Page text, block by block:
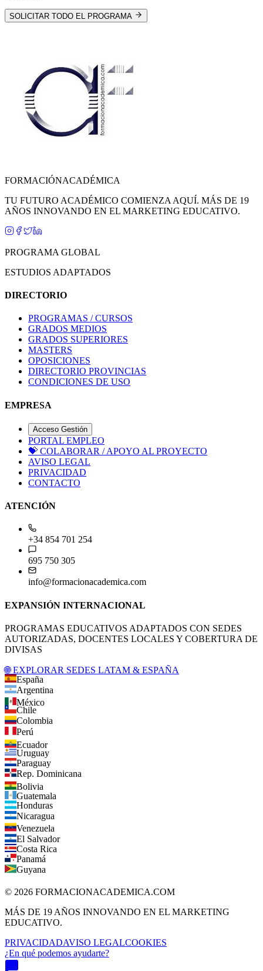
SOLICITAR TODO EL PROGRAMA
FORMACIÓNACADÉMICA
TU FUTURO ACADÉMICO COMIENZA AQUÍ. MÁS DE 19
AÑOS INNOVANDO EN EL MARKETING EDUCATIVO.
PROGRAMA GLOBAL
ESTUDIOS ADAPTADOS
DIRECTORIO
PROGRAMAS / CURSOS
GRADOS MEDIOS
GRADOS SUPERIORES
MASTERS
OPOSICIONES
DIRECTORIO PROVINCIAS
CONDICIONES DE USO
EMPRESA
Acceso Gestión
PORTAL EMPLEO
💝 COLABORAR / APOYO AL PROYECTO
AVISO LEGAL
PRIVACIDAD
CONTACTO
ATENCIÓN
+34 854 701 254
695 750 305
info@formacionacademica.com
EXPANSIÓN INTERNACIONAL
PROGRAMAS EDUCATIVOS ADAPTADOS CON SEDES
AUTORIZADAS, DOCENTES LOCALES Y COBERTURA DE
DIVISAS
🌐 EXPLORAR SEDES LATAM & ESPAÑA
España
Argentina
México
Chile
Colombia
Perú
Ecuador
Uruguay
Paraguay
Rep. Dominicana
Bolivia
Guatemala
Honduras
Nicaragua
Venezuela
El Salvador
Costa Rica
Panamá
Guyana
© 2026 FORMACIONACADEMICA.COM
MÁS DE 19 AÑOS INNOVANDO EN EL MARKETING
EDUCATIVO.
PRIVACIDADAVISO LEGALCOOKIES
¿En qué podemos ayudarte?